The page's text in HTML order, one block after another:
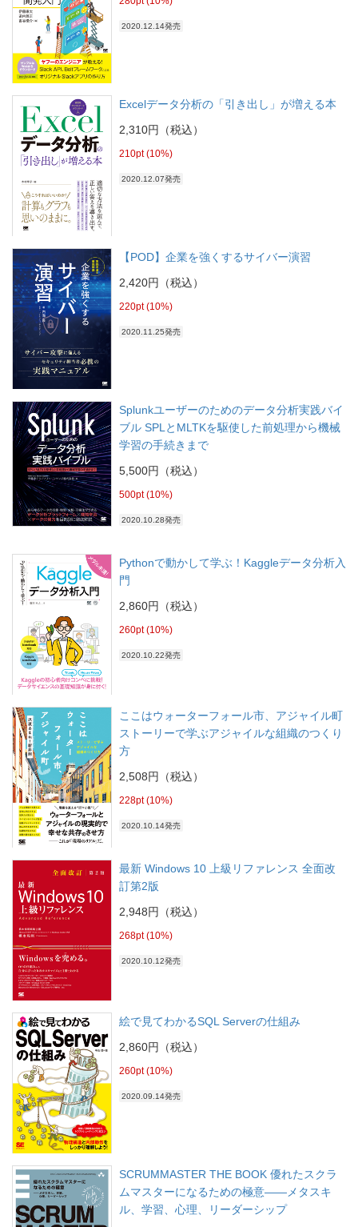
2020.12.14発売
Excelデータ分析の「引き出し」が増える本
2,310円（税込）
210pt (10%)
2020.12.07発売
【POD】企業を強くするサイバー演習
2,420円（税込）
220pt (10%)
2020.11.25発売
Splunkユーザーのためのデータ分析実践バイ
ブル SPLとMLTKを駆使した前処理から機械
学習の手続きまで
5,500円（税込）
500pt (10%)
2020.10.28発売
Pythonで動かして学ぶ！Kaggleデータ分析入
門
2,860円（税込）
260pt (10%)
2020.10.22発売
ここはウォーターフォール市、アジャイル町
ストーリーで学ぶアジャイルな組織のつくり
方
2,508円（税込）
228pt (10%)
2020.10.14発売
最新 Windows 10 上級リファレンス 全面改
訂第2版
2,948円（税込）
268pt (10%)
2020.10.12発売
絵で見てわかるSQL Serverの仕組み
2,860円（税込）
260pt (10%)
2020.09.14発売
SCRUMMASTER THE BOOK 優れたスクラ
ムマスターになるための極意――メタスキ
ル、学習、心理、リーダーシップ